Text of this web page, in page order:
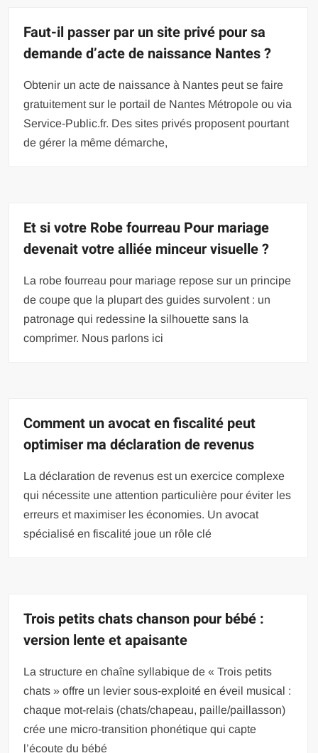
Faut-il passer par un site privé pour sa
demande d’acte de naissance Nantes ?
Obtenir un acte de naissance à Nantes peut se faire
gratuitement sur le portail de Nantes Métropole ou via
Service-Public.fr. Des sites privés proposent pourtant
de gérer la même démarche,
Et si votre Robe fourreau Pour mariage
devenait votre alliée minceur visuelle ?
La robe fourreau pour mariage repose sur un principe
de coupe que la plupart des guides survolent : un
patronage qui redessine la silhouette sans la
comprimer. Nous parlons ici
Comment un avocat en fiscalité peut
optimiser ma déclaration de revenus
La déclaration de revenus est un exercice complexe
qui nécessite une attention particulière pour éviter les
erreurs et maximiser les économies. Un avocat
spécialisé en fiscalité joue un rôle clé
Trois petits chats chanson pour bébé :
version lente et apaisante
La structure en chaîne syllabique de « Trois petits
chats » offre un levier sous-exploité en éveil musical :
chaque mot-relais (chats/chapeau, paille/paillasson)
crée une micro-transition phonétique qui capte
l’écoute du bébé